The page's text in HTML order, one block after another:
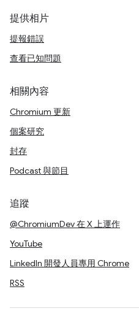
提供相片
提報錯誤
查看已知問題
相關內容
Chromium 更新
個案研究
封存
Podcast 與節目
追蹤
@ChromiumDev 在 X 上運作
YouTube
LinkedIn 開發人員專用 Chrome
RSS